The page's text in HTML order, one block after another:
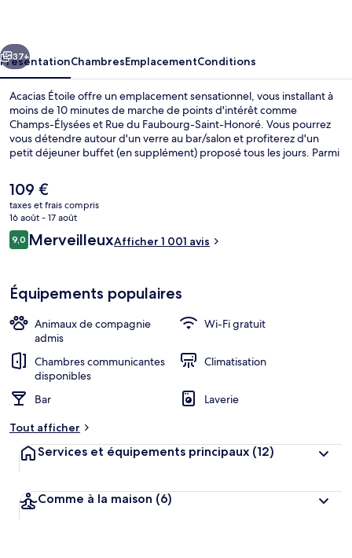
Suivant
37+
PrésentationChambresEmplacementConditions
Acacias Étoile offre un emplacement sensationnel, vous installant à
moins de 10 minutes de marche de points d'intérêt comme
Champs-Élysées et Rue du Faubourg-Saint-Honoré. Vous pourrez
vous détendre autour d'un verre au bar/salon et profiterez d'un
petit déjeuner buffet (en supplément) proposé tous les jours. Parmi
épicerie fine, une terrasse et un jardin. Le personnel attentionné et
l'emplacement remportent un franc succès auprès des autres
voyageurs. L'hébergement se situe à une très courte distance à pied
des transports publics : Station de métro Argentine se trouve à 2
min et Station de métro Porte Maillot, à 7 min.
Le
prix
actuel
est
de
109 €
taxes et frais compris
16 août - 17 août
Avis
voyageurs
9,09,0 sur 10
MerveilleuxAfficher 1 001 avis
Équipements populaires
Animaux de compagnie
admis
Wi-Fi gratuit
Chambres communicantes
disponibles
Climatisation
Bar
Laverie
Tout afficher
Services et équipements principaux (12)
Comme à la maison (6)